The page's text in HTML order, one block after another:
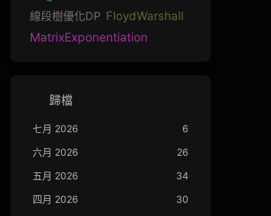
線段樹優化DP FloydWarshall
MatrixExponentiation
歸檔
七月 2026
6
六月 2026
26
五月 2026
34
四月 2026
30